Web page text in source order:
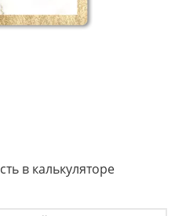
в калькуляторе